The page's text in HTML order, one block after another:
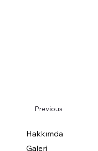
Previous
Hakkımda
Galeri